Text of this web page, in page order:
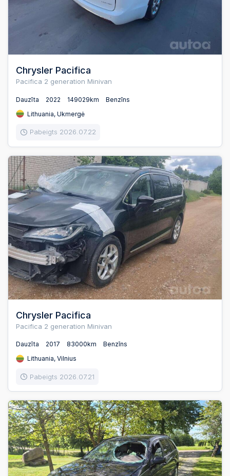
Chrysler Pacifica
Pacifica 2 generation Minivan
Dauzīta 2022 149029km
Benzīns
Lithuania, Ukmergė
Pabeigts 2026.07.22
Chrysler Pacifica
Pacifica 2 generation Minivan
Dauzīta 2017 83000km
Benzīns
Lithuania, Vilnius
Pabeigts 2026.07.21